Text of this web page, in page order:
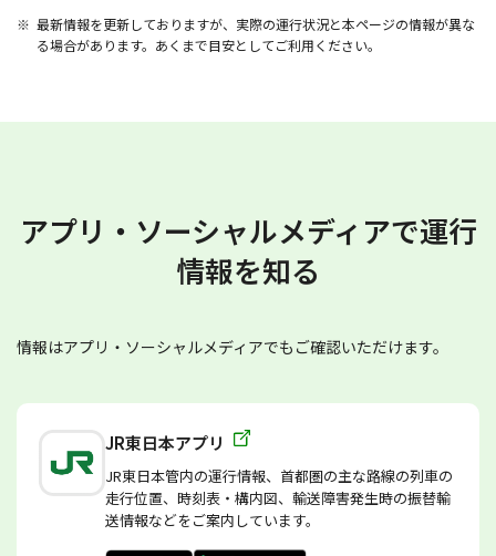
最新情報を更新しておりますが、実際の運行状況と本ページの情報が異な
る場合があります。あくまで目安としてご利用ください。
アプリ・ソーシャルメディアで運行
情報を知る
情報はアプリ・ソーシャルメディアでもご確認いただけます。
JR東日本アプリ
JR東日本管内の運行情報、首都圏の主な路線の列車の
走行位置、時刻表・構内図、輸送障害発生時の振替輸
送情報などをご案内しています。